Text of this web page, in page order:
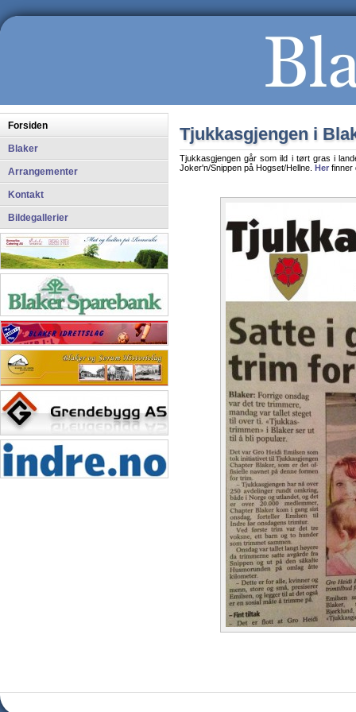
Forsiden
Blaker
Arrangementer
Kontakt
Bildegallerier
Tjukkasgjengen i
Tjukkasgjengen går som ild i tørt gras i
Joker'n/Snippen på Hogset/Hellne. Her finner